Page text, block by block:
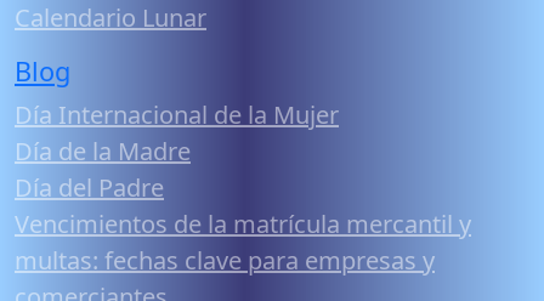
Calendario Lunar
Blog
Día Internacional de la Mujer
Día de la Madre
Día del Padre
Vencimientos de la matrícula mercantil y
multas: fechas clave para empresas y